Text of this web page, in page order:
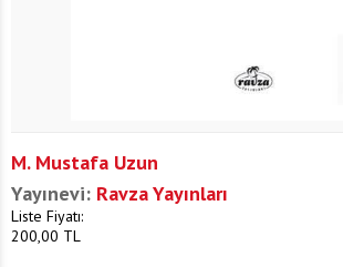
M. Mustafa Uzun
Yayınevi: Ravza Yayınları
Liste Fiyatı:
200,00 TL